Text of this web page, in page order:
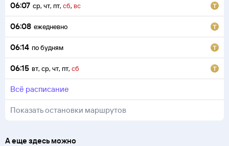
06:07 ср, чт, пт, сб, вс
06:08 ежедневно
06:14 по будням
06:15 вт, ср, чт, пт, сб
всё расписание
Показать остановки маршрутов
А еще здесь можно